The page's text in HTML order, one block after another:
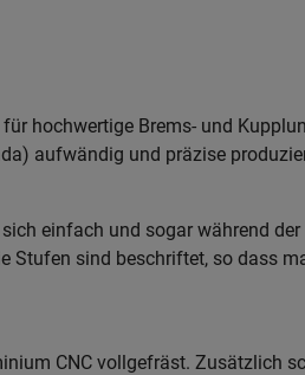
hochwertige Brems- und
aufwändig und präzise
einfach und sogar während
Stufen sind beschriftet, so dass
CNC vollgefräst. Zusätzlich